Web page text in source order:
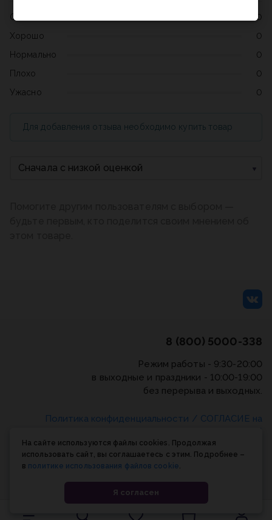
Сначала с низкой оценкой
Отлично
0
Хорошо
0
Нормально
0
Плохо
0
Ужасно
0
Для добавления отзыва необходимо купить товар
8 (800) 5000-338
Режим работы - 9:30-20:00
в выходные и праздники - 10:00-19:00
без перерыва и выходных.
Политика конфиденциальности / СОГЛАСИЕ на
использовании cookie-файлов
На сайте используются файлы cookies. Продолжая
использовать сайт, вы соглашаетесь с этим. Подробнее –
в политике использования файлов cookie.
Я согласен